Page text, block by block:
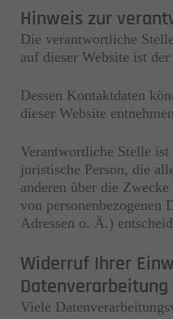
Hinweis zur
Die verantwortliche
auf dieser Website ist
Dessen Kontaktdaten
dieser Website
Verantwortliche Stelle
juristische Person, die
anderen über die
von
Adressen o. Ä.)
Widerruf Ihrer
Datenverarbeitung
Viele